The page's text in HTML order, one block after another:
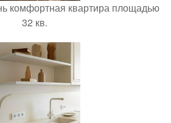
комфортная квартира площадью
32 кв.